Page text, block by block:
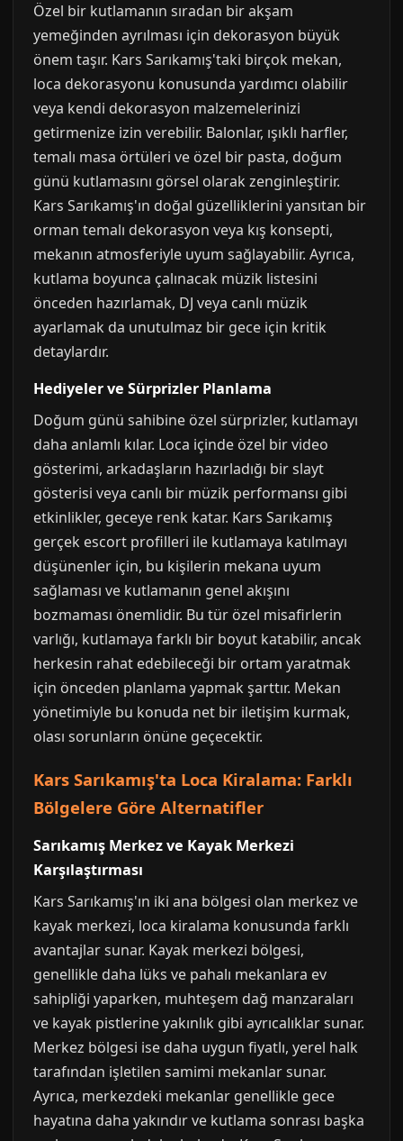
Özel bir kutlamanın sıradan bir akşam
yemeğinden ayrılması için dekorasyon büyük
önem taşır. Kars Sarıkamış'taki birçok mekan,
loca dekorasyonu konusunda yardımcı olabilir
veya kendi dekorasyon malzemelerinizi
getirmenize izin verebilir. Balonlar, ışıklı harfler,
temalı masa örtüleri ve özel bir pasta, doğum
günü kutlamasını görsel olarak zenginleştirir.
Kars Sarıkamış'ın doğal güzelliklerini yansıtan bir
orman temalı dekorasyon veya kış konsepti,
mekanın atmosferiyle uyum sağlayabilir. Ayrıca,
kutlama boyunca çalınacak müzik listesini
önceden hazırlamak, DJ veya canlı müzik
ayarlamak da unutulmaz bir gece için kritik
detaylardır.
Hediyeler ve Sürprizler Planlama
Doğum günü sahibine özel sürprizler, kutlamayı
daha anlamlı kılar. Loca içinde özel bir video
gösterimi, arkadaşların hazırladığı bir slayt
gösterisi veya canlı bir müzik performansı gibi
etkinlikler, geceye renk katar. Kars Sarıkamış
gerçek escort profilleri ile kutlamaya katılmayı
düşünenler için, bu kişilerin mekana uyum
sağlaması ve kutlamanın genel akışını
bozmaması önemlidir. Bu tür özel misafirlerin
varlığı, kutlamaya farklı bir boyut katabilir, ancak
herkesin rahat edebileceği bir ortam yaratmak
için önceden planlama yapmak şarttır. Mekan
yönetimiyle bu konuda net bir iletişim kurmak,
olası sorunların önüne geçecektir.
Kars Sarıkamış'ta Loca Kiralama: Farklı
Bölgelere Göre Alternatifler
Sarıkamış Merkez ve Kayak Merkezi
Karşılaştırması
Kars Sarıkamış'ın iki ana bölgesi olan merkez ve
kayak merkezi, loca kiralama konusunda farklı
avantajlar sunar. Kayak merkezi bölgesi,
genellikle daha lüks ve pahalı mekanlara ev
sahipliği yaparken, muhteşem dağ manzaraları
ve kayak pistlerine yakınlık gibi ayrıcalıklar sunar.
Merkez bölgesi ise daha uygun fiyatlı, yerel halk
tarafından işletilen samimi mekanlar sunar.
Ayrıca, merkezdeki mekanlar genellikle gece
hayatına daha yakındır ve kutlama sonrası başka